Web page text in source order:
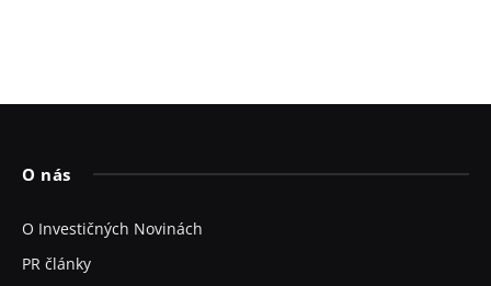
O nás
O Investičných Novinách
PR články